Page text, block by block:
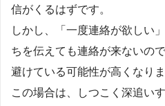
信がくるはずです。
しかし、「一度連絡が欲しい
ちを伝えても連絡が来ないの
避けている可能性が高くなりま
この場合は、しつこく深追い